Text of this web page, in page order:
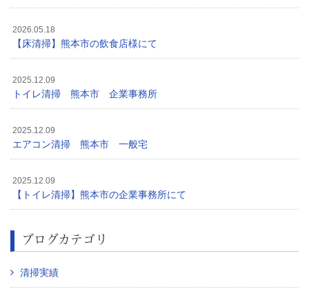
2026.05.18
【床清掃】熊本市の飲食店様にて
2025.12.09
トイレ清掃 熊本市 企業事務所
2025.12.09
エアコン清掃 熊本市 一般宅
2025.12.09
【トイレ清掃】熊本市の企業事務所にて
ブログカテゴリ
清掃実績